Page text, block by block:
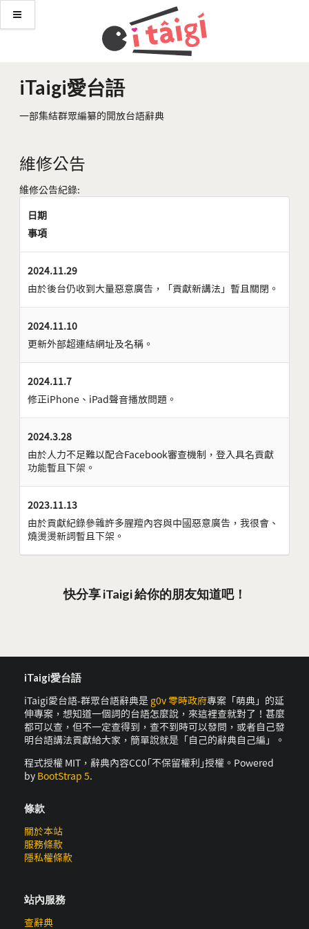
iTaigi愛台語
一部集結群眾編纂的開放台語辭典
維修公告
維修公告紀錄:
日期
事項
2024.11.29
由於後台仍收到大量惡意廣告，「貢獻新講法」暫且關閉。
2024.11.10
更新外部超連結網址及名稱。
2024.11.7
修正iPhone、iPad聲音播放問題。
2024.3.28
由於人力不足難以配合Facebook審查機制，登入具名貢獻
功能暫且下架。
2023.11.13
由於貢獻紀錄參雜許多腥羶內容與中國惡意廣告，我很會、
燒燙燙新詞暫且下架。
快分享 iTaigi 給你的朋友知道吧！
iTaigi愛台語
iTaigi愛台語-群眾台語辭典是 g0v 零時政府專案「萌典」的延
伸專案，想知道一個詞的台語怎麼說，來這裡查就對了！甚麼
都可以查，但不一定查得到，查不到時可以發問，或者自己發
明台語講法貢獻給大家，簡單說就是「自己的辭典自己編」。
程式授權 MIT，辭典內容CC0｢不保留權利｣授權。Powered
by BootStrap 5.
條款
關於本站
服務條款
隱私權條款
站內服務
查辭典